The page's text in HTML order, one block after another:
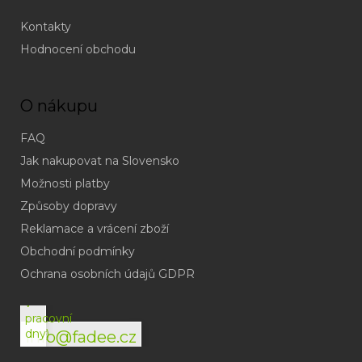
Kontakty
Hodnocení obchodu
O nákupu
FAQ
Jak nakupovat na Slovensko
Možnosti platby
Způsoby dopravy
Reklamace a vrácení zboží
Obchodní podmínky
Ochrana osobních údajů GDPR
info@fadee.cz
(odpověď
do
v
pracovní
dny)
(Po-